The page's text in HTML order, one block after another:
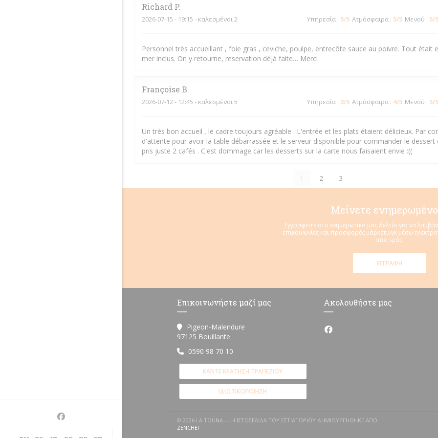
Facebook ((ανοίγει σε νέο παράθυρο))
Richard P
2026-07-15 - 19:15 - καλεσμένοι 2 Υπηρεσία: 5/5 Ατμόσφαιρα: 5/5 Μενού : 5/5
Personnel très accueillant , foie gras , ceviche, poulpe, entrecôte sauce au poivre. Tout était
mer inclus. On y retourne, reservation déjà faite… Merci
Françoise B
2026-07-12 - 12:45 - καλεσμένοι 5 Υπηρεσία: 3/5 Ατμόσφαιρα: 4/5 Μενού : 5/5
Un très bon accueil , le cadre toujours agréable . L'entrée et les plats étaient délicieux. Par
d'attente pour avoir la table débarrassée et le serveur disponible pour commander le dessert
pris juste 2 cafés . C'est dommage car les desserts sur la carte nous faisaient envie :((
1 2 3
Μείνετε
Εγγραφείτε στο ενημερωτικό μας δελτίο για να
επικοινωνίες και προσφορές μάρκετινγκ μέσω
από εμάς.
ΕΓΓΡΑΦΉ
Επικοινωνήστε μαζί μας
Pigeon-Malendure
97125 Bouillante
0590 98 70 10
ΚΆΝΤΕ ΚΡΆΤΗΣΗ ΤΡΑΠΕΖΙΟΎ
ΙΔΙΩΤΙΚΟΠΟΊΗΣΗ
Ακολουθήστε μας
Facebook ((ανοίγει σε νέο
© 2026 LA TOUNA — Η ΙΣΤΟΣΕΛΊΔΑ ΤΟΥ ΕΣΤΙΑΤΟΡΊΟΥ ΔΗΜΙΟΥΡΓΉΘΗΚΕ ΑΠΌ
ZENCHEF((ΑΝΟΊΓΕΙ ΣΕ ΝΈΟ ΠΑΡΆΘΥΡΟ))